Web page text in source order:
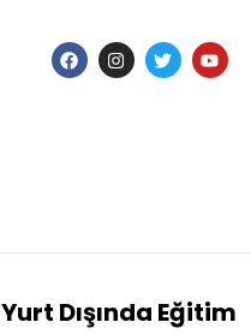
Yurt Dışında Eğitim